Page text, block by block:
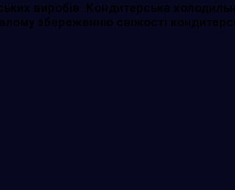
виробів. Кондитерська
збереженню свіжості